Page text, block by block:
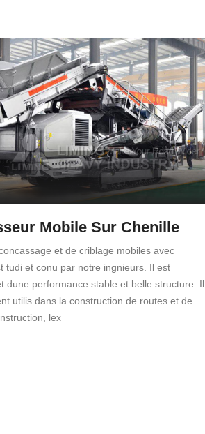
Mobile Sur Chenille
et de criblage mobiles avec
tudi et conu par notre ingnieurs. Il est
dune performance stable et belle structure. Il
utilis dans la construction de routes et de
lex